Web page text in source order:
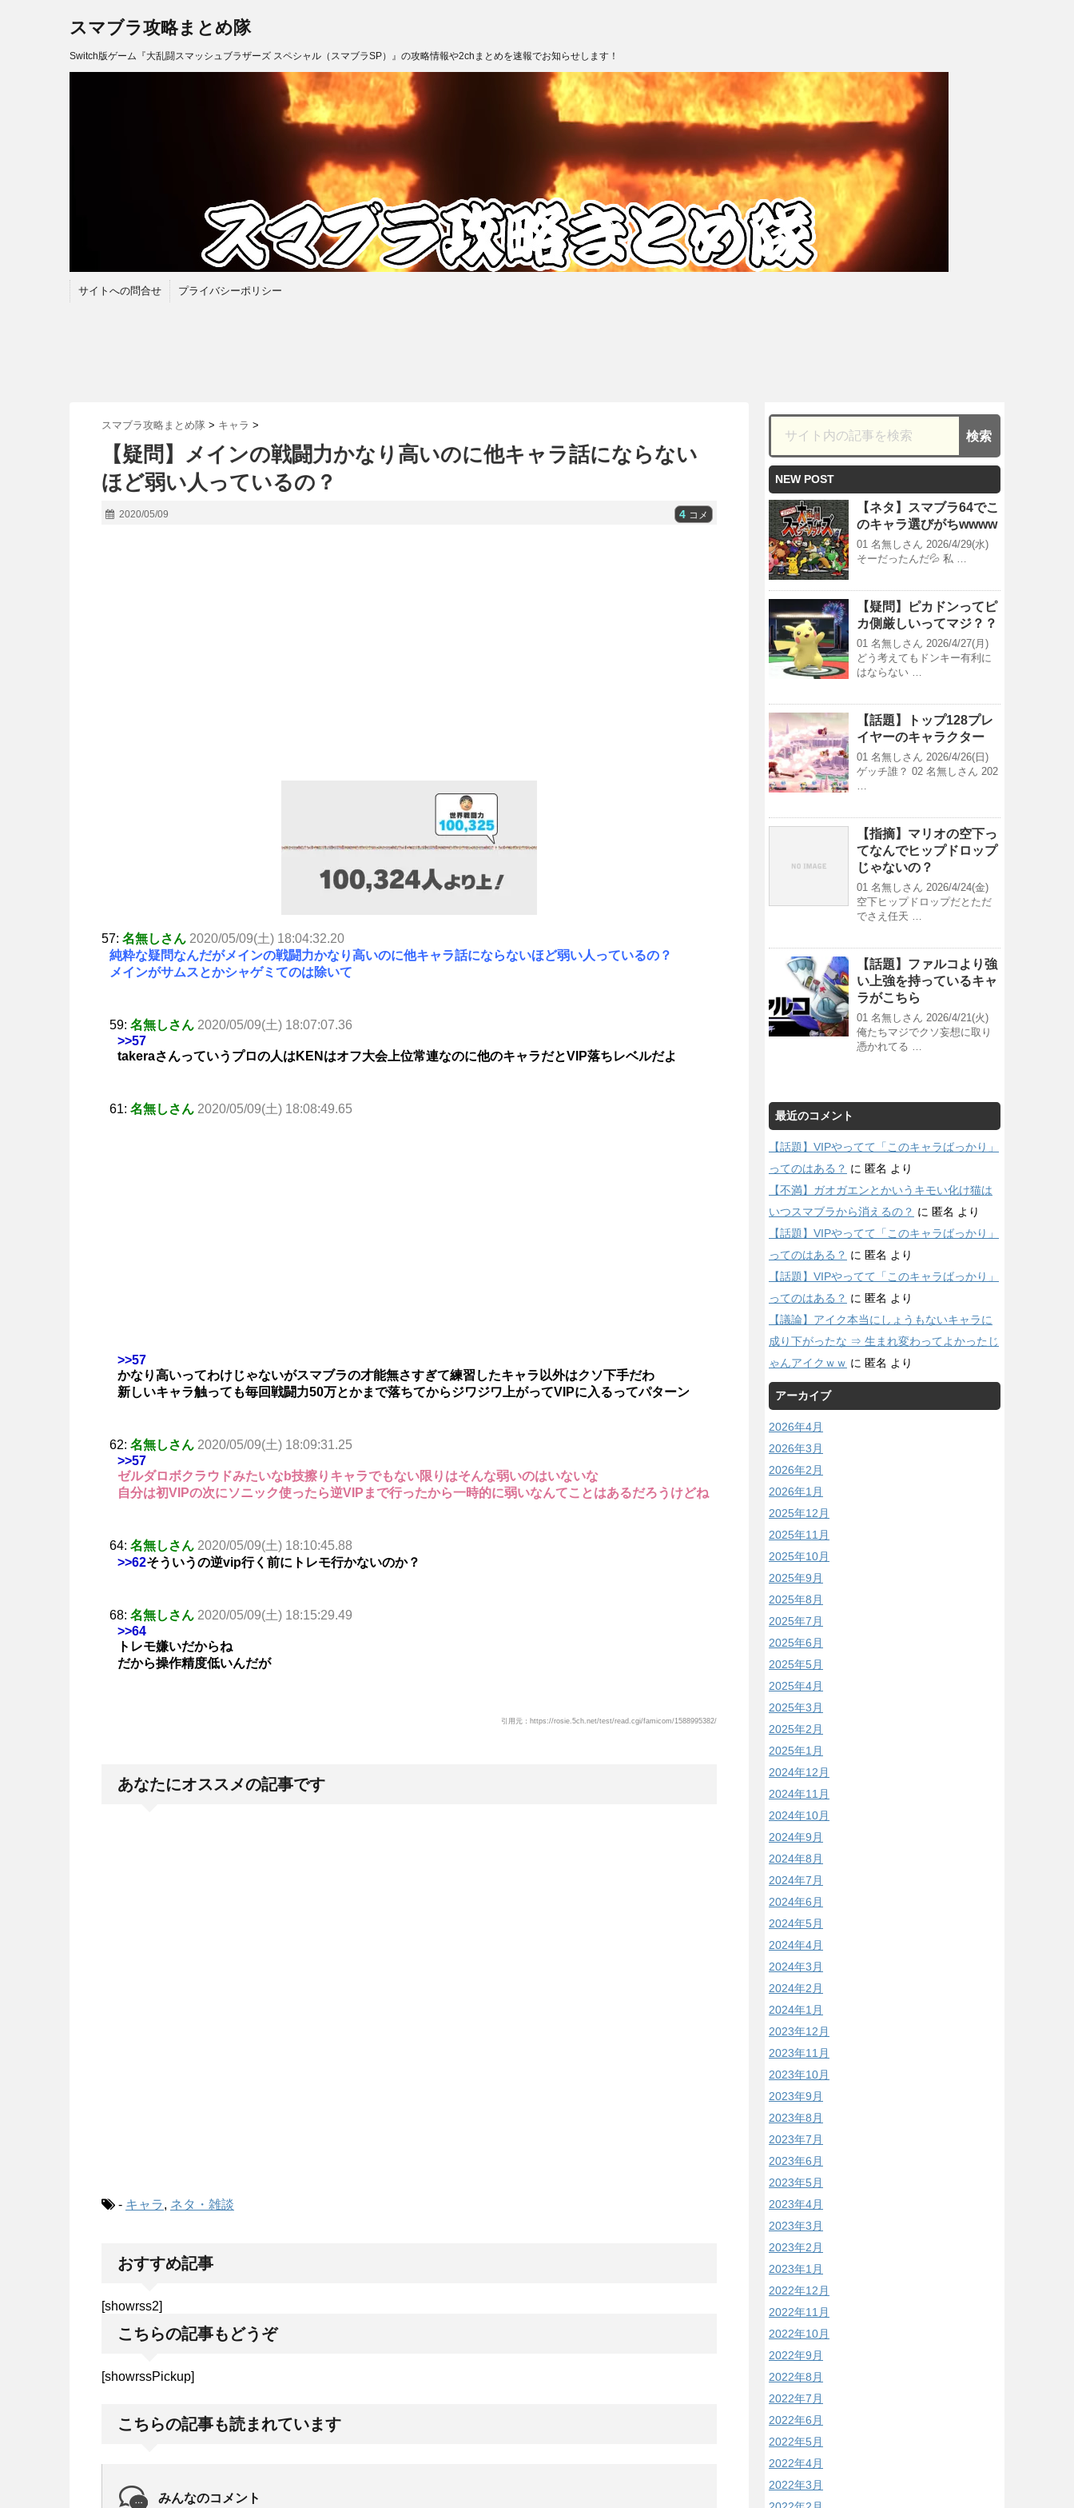
スマブラ攻略まとめ隊
Switch版ゲーム『大乱闘スマッシュブラザーズ スペシャル（スマブラSP）』の攻略情報や2chまとめを速報でお知らせします！
サイトへの問合せ プライバシーポリシー
スマブラ攻略まとめ隊 > キャラ >
【疑問】メインの戦闘力かなり高いのに他キャラ話にならない
ほど弱い人っているの？
2020/05/09 4 コメ
57: 名無しさん 2020/05/09(土) 18:04:32.20
純粋な疑問なんだがメインの戦闘力かなり高いのに他キャラ話にならないほど弱い人っているの？
メインがサムスとかシャゲミてのは除いて
59: 名無しさん 2020/05/09(土) 18:07:07.36
>>57
takeraさんっていうプロの人はKENはオフ大会上位常連なのに他のキャラだとVIP落ちレベルだよ
61: 名無しさん 2020/05/09(土) 18:08:49.65
>>57
かなり高いってわけじゃないがスマブラの才能無さすぎて練習したキャラ以外はクソ下手だわ
新しいキャラ触っても毎回戦闘力50万とかまで落ちてからジワジワ上がってVIPに入るってパターン
62: 名無しさん 2020/05/09(土) 18:09:31.25
>>57
ゼルダロボクラウドみたいなb技擦りキャラでもない限りはそんな弱いのはいないな
自分は初VIPの次にソニック使ったら逆VIPまで行ったから一時的に弱いなんてことはあるだろうけどね
64: 名無しさん 2020/05/09(土) 18:10:45.88
>>62そういうの逆vip行く前にトレモ行かないのか？
68: 名無しさん 2020/05/09(土) 18:15:29.49
>>64
トレモ嫌いだからね
だから操作精度低いんだが
引用元：https://rosie.5ch.net/test/read.cgi/famicom/1588995382/
あなたにオススメの記事です
- キャラ, ネタ・雑談
おすすめ記事
[showrss2]
こちらの記事もどうぞ
[showrssPickup]
こちらの記事も読まれています
みんなのコメント
NEW POST
【ネタ】スマブラ64でこ
のキャラ選びがちwwww
01 名無しさん 2026/4/29(水)
そーだったんだ💦 私 …
【疑問】ピカドンってピ
カ側厳しいってマジ？？
01 名無しさん 2026/4/27(月)
どう考えてもドンキー有利に
はならない …
【話題】トップ128プレ
イヤーのキャラクター
01 名無しさん 2026/4/26(日)
ゲッチ誰？ 02 名無しさん 202
…
【指摘】マリオの空下っ
てなんでヒップドロップ
じゃないの？
01 名無しさん 2026/4/24(金)
空下ヒップドロップだとただ
でさえ任天 …
【話題】ファルコより強
い上強を持っているキャ
ラがこちら
01 名無しさん 2026/4/21(火)
俺たちマジでクソ妄想に取り
憑かれてる …
最近のコメント
【話題】VIPやってて「このキャラばっかり」
ってのはある？ に 匿名 より
【不満】ガオガエンとかいうキモい化け猫は
いつスマブラから消えるの？ に 匿名 より
【話題】VIPやってて「このキャラばっかり」
ってのはある？ に 匿名 より
【話題】VIPやってて「このキャラばっかり」
ってのはある？ に 匿名 より
【議論】アイク本当にしょうもないキャラに
成り下がったな ⇒ 生まれ変わってよかったじ
ゃんアイクｗｗ に 匿名 より
アーカイブ
2026年4月
2026年3月
2026年2月
2026年1月
2025年12月
2025年11月
2025年10月
2025年9月
2025年8月
2025年7月
2025年6月
2025年5月
2025年4月
2025年3月
2025年2月
2025年1月
2024年12月
2024年11月
2024年10月
2024年9月
2024年8月
2024年7月
2024年6月
2024年5月
2024年4月
2024年3月
2024年2月
2024年1月
2023年12月
2023年11月
2023年10月
2023年9月
2023年8月
2023年7月
2023年6月
2023年5月
2023年4月
2023年3月
2023年2月
2023年1月
2022年12月
2022年11月
2022年10月
2022年9月
2022年8月
2022年7月
2022年6月
2022年5月
2022年4月
2022年3月